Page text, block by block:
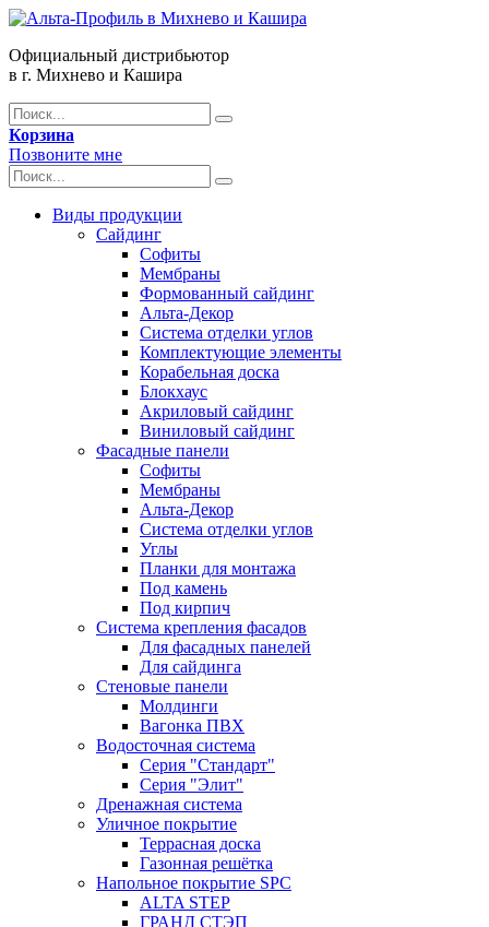
Официальный дистрибьютор
в г. Михнево и Кашира
Корзина
Позвоните мне
Виды продукции
Сайдинг
Софиты
Мембраны
Формованный сайдинг
Альта-Декор
Система отделки углов
Комплектующие элементы
Корабельная доска
Блокхаус
Акриловый сайдинг
Виниловый сайдинг
Фасадные панели
Софиты
Мембраны
Альта-Декор
Система отделки углов
Углы
Планки для монтажа
Под камень
Под кирпич
Система крепления фасадов
Для фасадных панелей
Для сайдинга
Стеновые панели
Молдинги
Вагонка ПВХ
Водосточная система
Серия "Стандарт"
Серия "Элит"
Дренажная система
Уличное покрытие
Террасная доска
Газонная решётка
Напольное покрытие SPC
ALTA STEP
ГРАНД СТЭП